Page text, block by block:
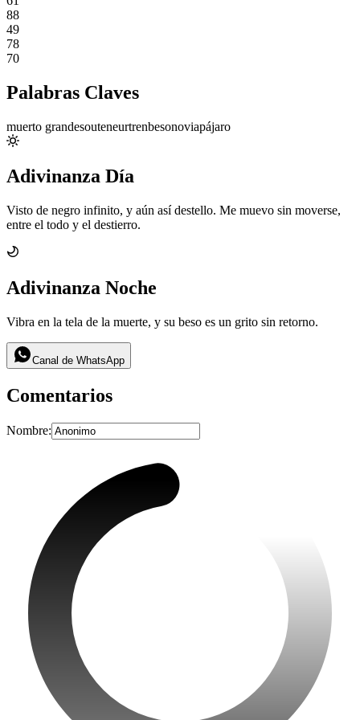
88
49
78
70
Palabras Claves
muerto grandesouteneurtrenbesonoviapájaro
Adivinanza Día
Visto de negro infinito, y aún así destello. Me muevo sin moverse,
entre el todo y el destierro.
Adivinanza Noche
Vibra en la tela de la muerte, y su beso es un grito sin retorno.
Canal de WhatsApp
Comentarios
Nombre: